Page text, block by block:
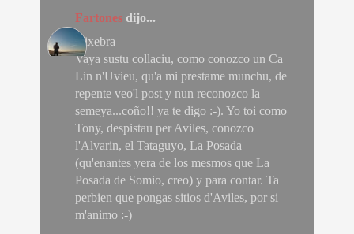
Fartones dijo...
Dixebra
Vaya sustu collaciu, como conozco un Ca
Lin n'Uvieu, qu'a mi prestame munchu, de
repente veo'l post y nun reconozco la
semeya...coño!! ya te digo :-). Yo toi como
Tony, despistau per Aviles, conozco
l'Alvarin, el Tataguyo, La Posada
(qu'enantes yera de los mesmos que La
Posada de Somio, creo) y para contar. Ta
perbien que pongas sitios d'Aviles, por si
m'animo :-)